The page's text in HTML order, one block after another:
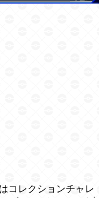
コレクションチャレ